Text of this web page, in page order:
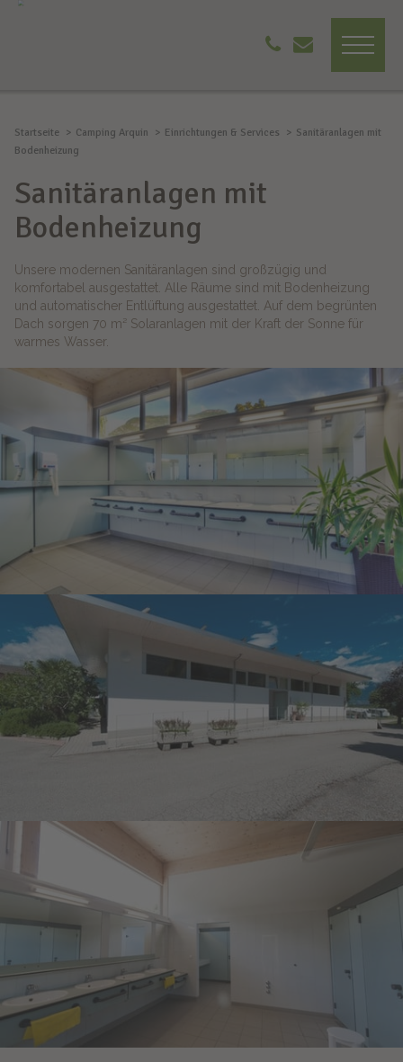
Startseite Camping Arquin Einrichtungen & Services
Sanitäranlagen mit
Bodenheizung
Sanitäranlagen mit
Bodenheizung
Unsere modernen Sanitäranlagen sind großzügig und
komfortabel ausgestattet. Alle Räume sind mit Bodenheizung
und automatischer Entlüftung ausgestattet. Auf dem begrünten
Dach sorgen 70 m² Solaranlagen mit der Kraft der Sonne für
warmes Wasser.